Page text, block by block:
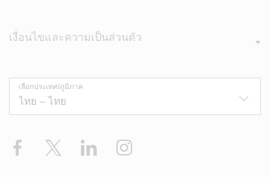
เงื่อนไขและความเป็นส่วนตัว
เลือกประเทศ/ภูมิภาค
Facebook LinkedIn